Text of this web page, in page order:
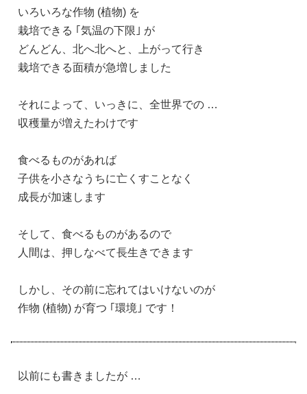
いろいろな作物 (植物) を
栽培できる ｢気温の下限｣ が
どんどん、北へ北へと、上がって行き
栽培できる面積が急増しました
それによって、いっきに、全世界での …
収穫量が増えたわけです
食べるものがあれば
子供を小さなうちに亡くすことなく
成長が加速します
そして、食べるものがあるので
人間は、押しなべて長生きできます
しかし、その前に忘れてはいけないのが
作物 (植物) が育つ ｢環境｣ です！
以前にも書きましたが …